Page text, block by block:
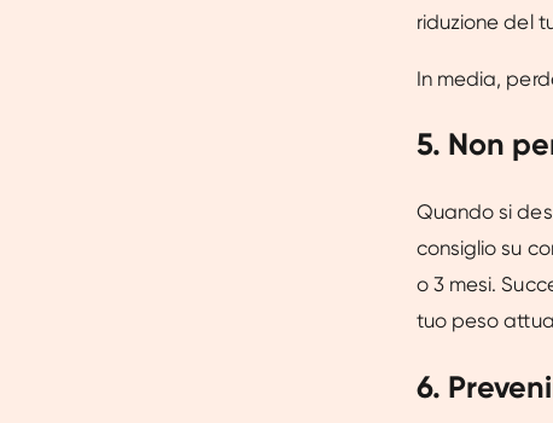
riduzione del
In media,
5. Non
Quando si
consiglio su
o 3 mesi.
tuo peso
6.